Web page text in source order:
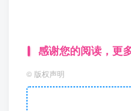
感谢您的阅读，更
© 版权声明